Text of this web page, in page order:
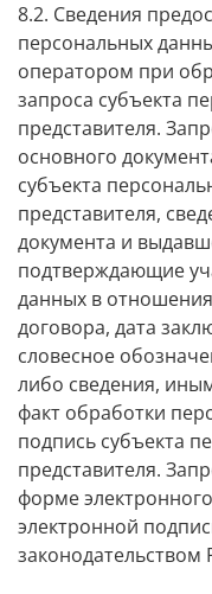
8.2. Сведения
персональных
оператором при
запроса субъекта
представителя.
основного
субъекта
представителя,
документа и
подтверждающие
данных в
договора, дата
словесное
либо сведения,
факт обработки
подпись субъекта
представителя.
форме
электронной